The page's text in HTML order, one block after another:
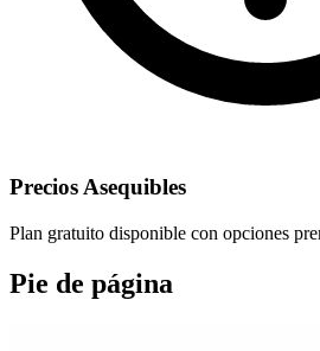
Precios Asequibles
Plan gratuito disponible con opciones
Pie de página